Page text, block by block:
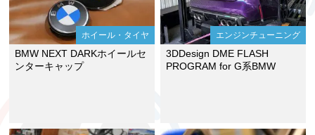
ホイール・タイヤ
BMW NEXT DARKホイールセ
ンターキャップ
エンジンチューニング
3DDesign DME FLASH
PROGRAM for G系BMW